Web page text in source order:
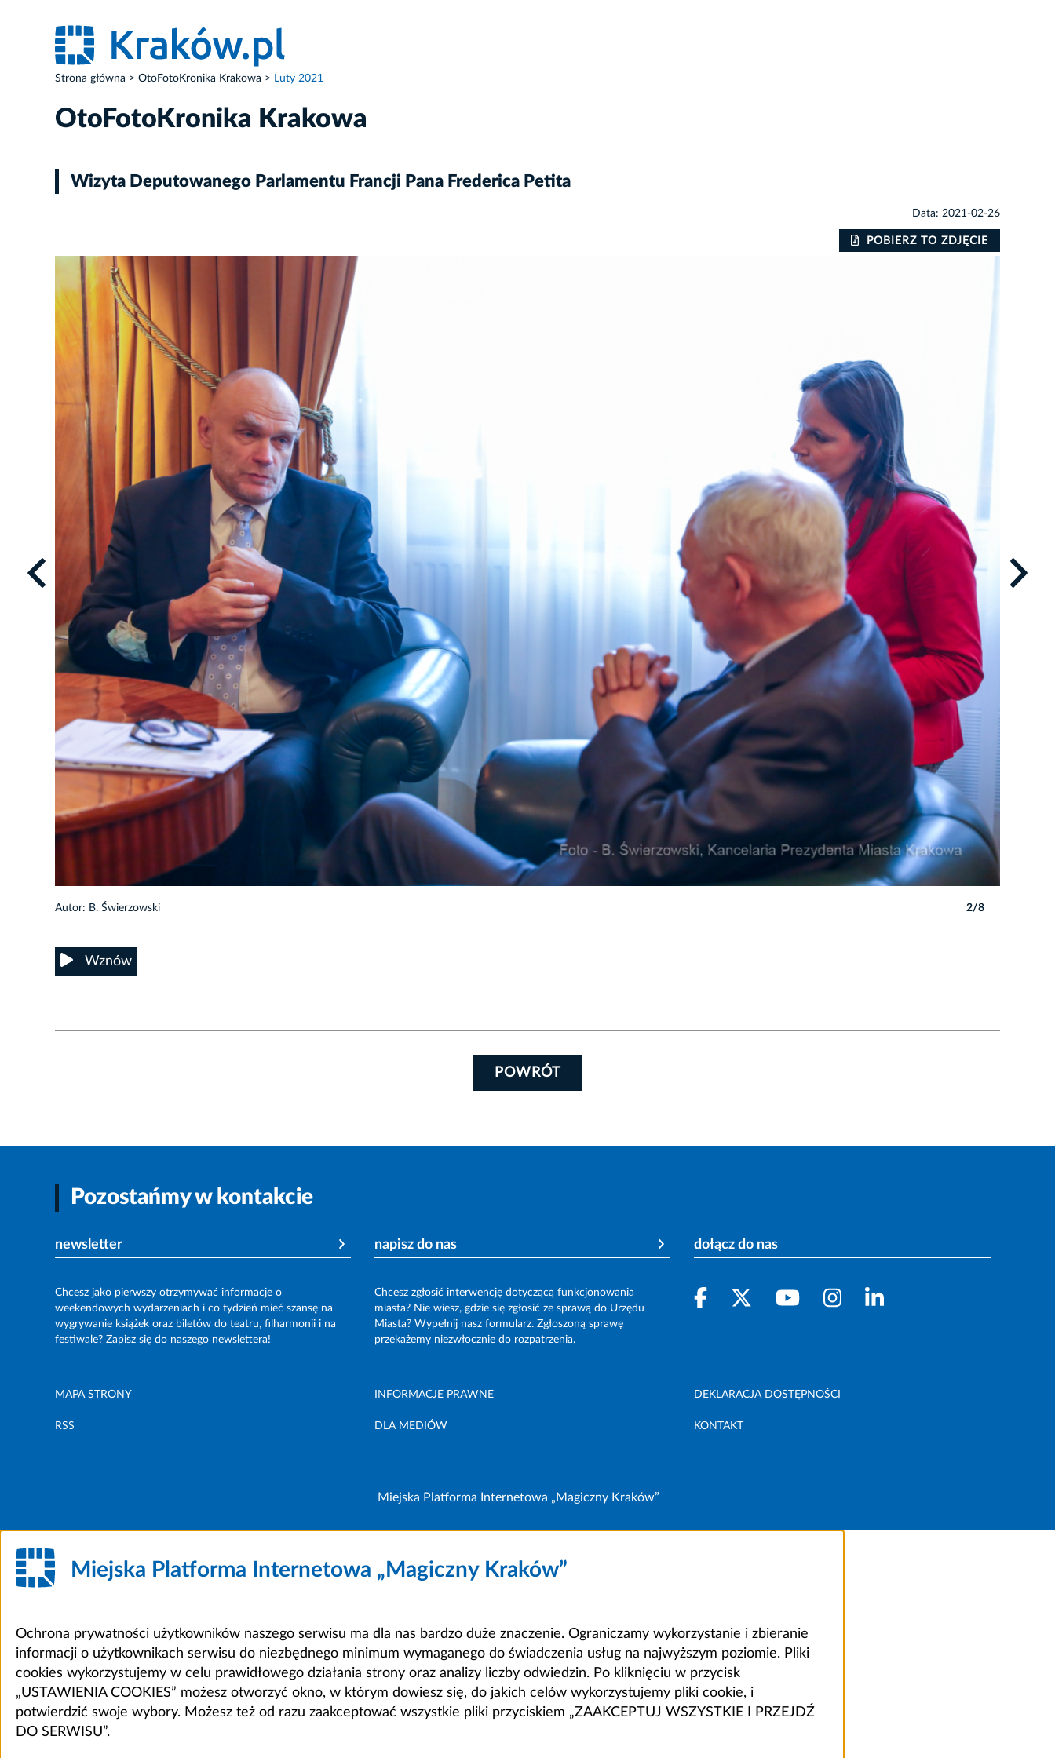
Strona główna OtoFotoKronika Krakowa Luty 2021
OtoFotoKronika Krakowa
Wizyta Deputowanego Parlamentu Francji Pana Frederica Petita
Data: 2021-02-26
POBIERZ TO ZDJĘCIE
Autor: B. Świerzowski 2/8
Wznów
POWRÓT
Pozostańmy w kontakcie
newsletter
Chcesz jako pierwszy otrzymywać informacje o
weekendowych wydarzeniach i co tydzień mieć szansę na
wygrywanie książek oraz biletów do teatru, filharmonii i na
festiwale? Zapisz się do naszego newslettera!
napisz do nas
Chcesz zgłosić interwencję dotyczącą funkcjonowania
miasta? Nie wiesz, gdzie się zgłosić ze sprawą do Urzędu
Miasta? Wypełnij nasz formularz. Zgłoszoną sprawę
przekażemy niezwłocznie do rozpatrzenia.
dołącz do nas
MAPA STRONY INFORMACJE PRAWNE DEKLARACJA DOSTĘPNOŚCI
RSS DLA MEDIÓW KONTAKT
Miejska Platforma Internetowa „Magiczny Kraków”
Miejska Platforma Internetowa „Magiczny Kraków”
Ochrona prywatności użytkowników naszego serwisu ma dla nas bardzo duże znaczenie. Ograniczamy wykorzystanie i zbieranie
informacji o użytkownikach serwisu do niezbędnego minimum wymaganego do świadczenia usług na najwyższym poziomie. Pliki
cookies wykorzystujemy w celu prawidłowego działania strony oraz analizy liczby odwiedzin. Po kliknięciu w przycisk
„USTAWIENIA COOKIES” możesz otworzyć okno, w którym dowiesz się, do jakich celów wykorzystujemy pliki cookie, i
potwierdzić swoje wybory. Możesz też od razu zaakceptować wszystkie pliki przyciskiem „ZAAKCEPTUJ WSZYSTKIE I PRZEJDŹ
DO SERWISU”.